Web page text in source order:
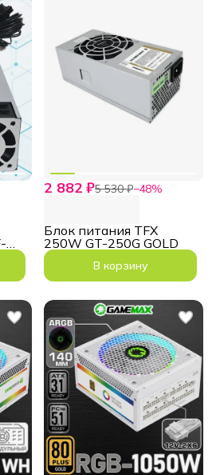
2 882 ₽5 530 ₽−48%
Блок питания TFX
250W GT-250G GOLD
В корзину